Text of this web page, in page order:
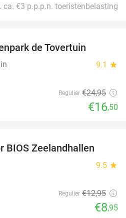
ca. €3 p.p.p.n. toeristenbelasting
de Tovertuin
9.1 star
Regulier €24,95
€16,50
BIOS Zeelandhallen
9.5 star
Regulier €12,95
€8,95